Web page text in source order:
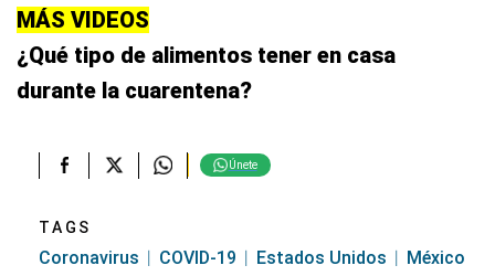
MÁS VIDEOS
¿Qué tipo de alimentos tener en casa
durante la cuarentena?
Únete
TAGS
Coronavirus COVID-19 Estados Unidos México